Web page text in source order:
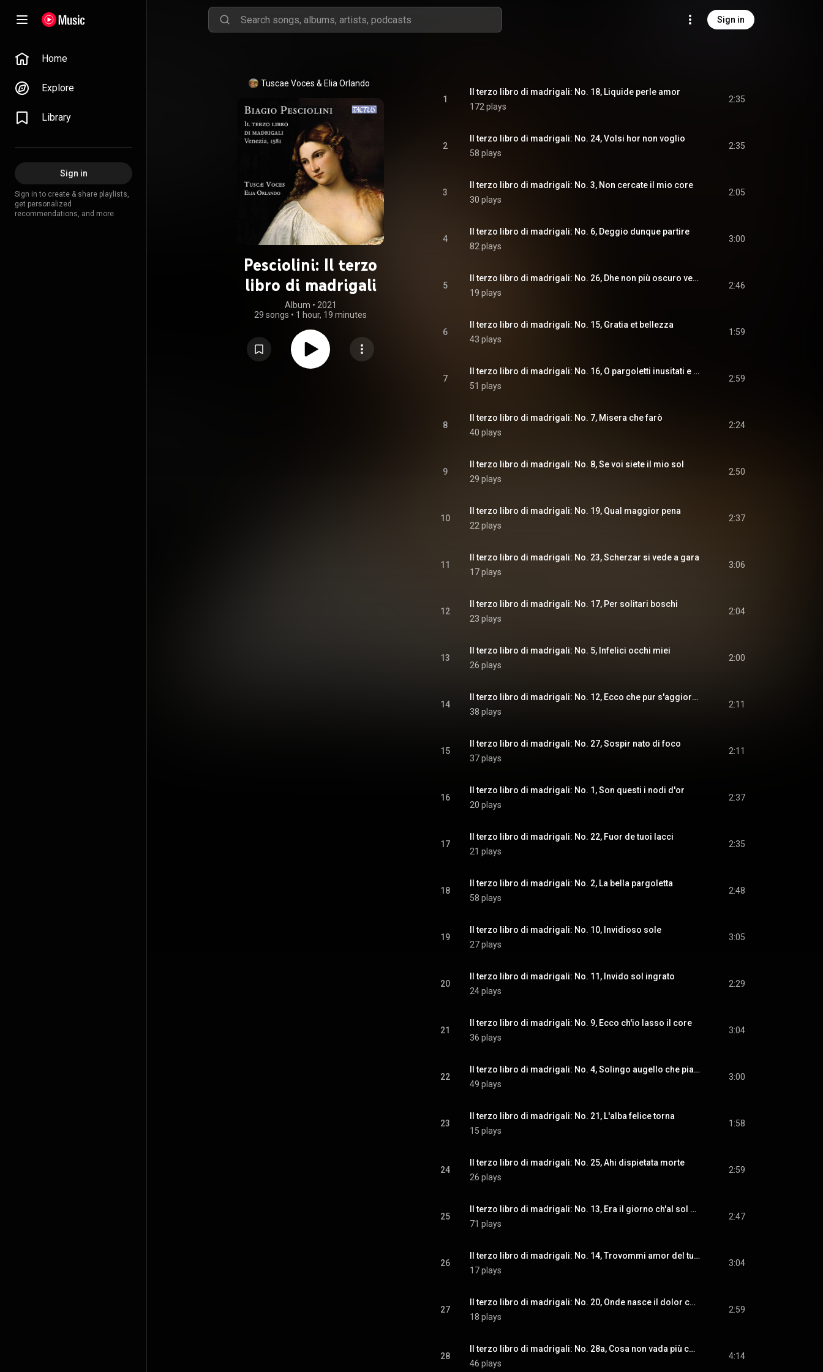
Sign in
Home
Explore
Library
Sign in
Sign in to create & share playlists,
get personalized
recommendations, and more.
Tuscae Voces & Elia Orlando
Pesciolini: Il terzo
libro di madrigali
Album • 2021
29 songs • 1 hour, 19 minutes
1
Il terzo libro di madrigali: No. 18, Liquide perle amor
172 plays
2:35
2
Il terzo libro di madrigali: No. 24, Volsi hor non voglio
58 plays
2:35
3
Il terzo libro di madrigali: No. 3, Non cercate il mio core
30 plays
2:05
4
Il terzo libro di madrigali: No. 6, Deggio dunque partire
82 plays
3:00
5
Il terzo libro di madrigali: No. 26, Dhe non più oscuro velo
19 plays
2:46
6
Il terzo libro di madrigali: No. 15, Gratia et bellezza
43 plays
1:59
7
Il terzo libro di madrigali: No. 16, O pargoletti inusitati e novi
51 plays
2:59
8
Il terzo libro di madrigali: No. 7, Misera che farò
40 plays
2:24
9
Il terzo libro di madrigali: No. 8, Se voi siete il mio sol
29 plays
2:50
10
Il terzo libro di madrigali: No. 19, Qual maggior pena
22 plays
2:37
11
Il terzo libro di madrigali: No. 23, Scherzar si vede a gara
17 plays
3:06
12
Il terzo libro di madrigali: No. 17, Per solitari boschi
23 plays
2:04
13
Il terzo libro di madrigali: No. 5, Infelici occhi miei
26 plays
2:00
14
Il terzo libro di madrigali: No. 12, Ecco che pur s'aggiorna
38 plays
2:11
15
Il terzo libro di madrigali: No. 27, Sospir nato di foco
37 plays
2:11
16
Il terzo libro di madrigali: No. 1, Son questi i nodi d'or
20 plays
2:37
17
Il terzo libro di madrigali: No. 22, Fuor de tuoi lacci
21 plays
2:35
18
Il terzo libro di madrigali: No. 2, La bella pargoletta
58 plays
2:48
19
Il terzo libro di madrigali: No. 10, Invidioso sole
27 plays
3:05
20
Il terzo libro di madrigali: No. 11, Invido sol ingrato
24 plays
2:29
21
Il terzo libro di madrigali: No. 9, Ecco ch'io lasso il core
36 plays
3:04
22
Il terzo libro di madrigali: No. 4, Solingo augello che piangendo vai
49 plays
3:00
23
Il terzo libro di madrigali: No. 21, L'alba felice torna
15 plays
1:58
24
Il terzo libro di madrigali: No. 25, Ahi dispietata morte
26 plays
2:59
25
Il terzo libro di madrigali: No. 13, Era il giorno ch'al sol si scoloraro
71 plays
2:47
26
Il terzo libro di madrigali: No. 14, Trovommi amor del tutto disarmato
17 plays
3:04
27
Il terzo libro di madrigali: No. 20, Onde nasce il dolor che mi tormenta
18 plays
2:59
28
Il terzo libro di madrigali: No. 28a, Cosa non vada più come solea
46 plays
4:14